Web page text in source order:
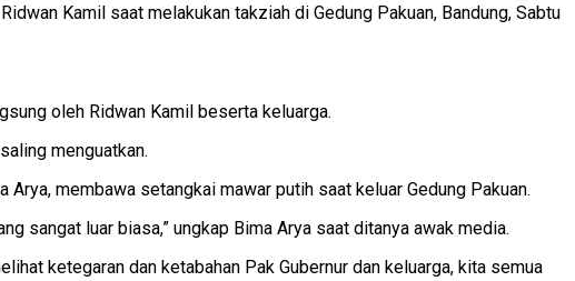
Kamil saat melakukan takziah di Gedung Pakuan, Bandung, Sabtu
oleh Ridwan Kamil beserta keluarga.
menguatkan.
membawa setangkai mawar putih saat keluar Gedung Pakuan.
sangat luar biasa,” ungkap Bima Arya saat ditanya awak media.
ketegaran dan ketabahan Pak Gubernur dan keluarga, kita semua